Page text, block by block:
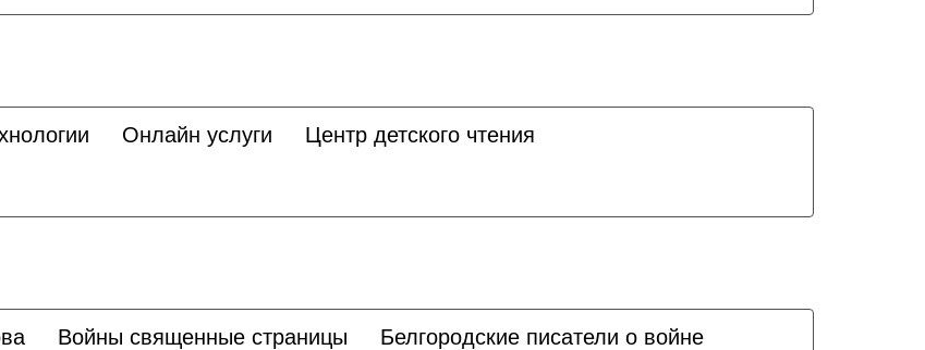
Онлайн услуги Центр детского чтения
Войны священные страницы Белгородские писатели о войне